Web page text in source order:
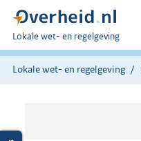
U
bent
hier:
Lokale wet- en regelgeving
Lokale wet- en regelgeving